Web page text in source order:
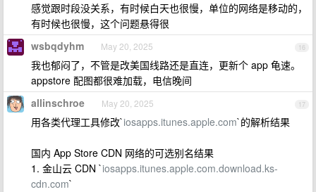
感觉跟时段没关系，有时候白天也很慢，单位的网络是移动的，
有时候也很慢，这个问题悬得很
16
wsbqdyhm May 20, 2025
我也郁闷了，不管是改美国线路还是直连，更新个 app 龟速。
appstore 配图都很难加载，电信晚间
17
allinschroe May 20, 2025
用各类代理工具修改`iosapps.itunes.apple.com`的解析结果
国内 App Store CDN 网络的可选别名结果
1. 金山云 CDN `iosapps.itunes.apple.com.download.ks-
cdn.com`